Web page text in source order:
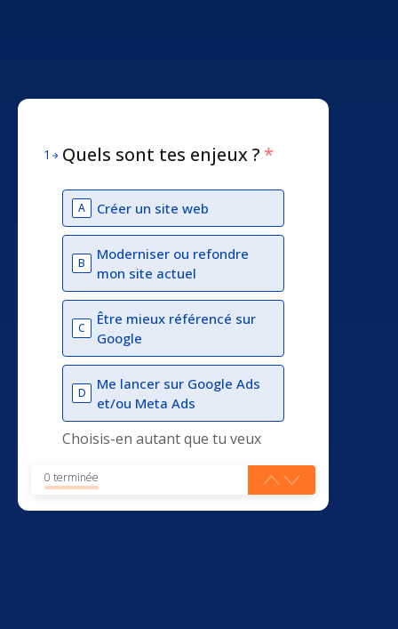
1 Quels sont tes enjeux ? *
A Créer un site web
B
Moderniser ou refondre
mon site actuel
C
Être mieux référencé sur
Google
D
Me lancer sur Google Ads
et/ou Meta Ads
Choisis-en autant que tu veux
0 terminée